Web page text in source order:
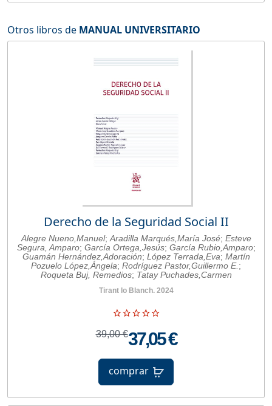
Otros libros de MANUAL UNIVERSITARIO
Derecho de la Seguridad Social II
Alegre Nueno,Manuel; Aradilla Marqués,María José; Esteve
Segura, Amparo; García Ortega,Jesús; García Rubio,Amparo;
Guamán Hernández,Adoración; López Terrada,Eva; Martín
Pozuelo López,Ángela; Rodríguez Pastor,Guillermo E. ;
Roqueta Buj, Remedios; Tatay Puchades,Carmen
Tirant lo Blanch. 2024
39,00 €37,05 €
comprar